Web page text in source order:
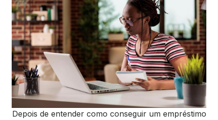
Depois de entender como conseguir um empréstimo